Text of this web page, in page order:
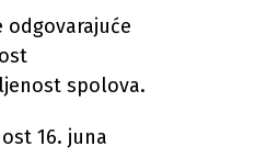
odgovarajuće
spolova.
16. juna